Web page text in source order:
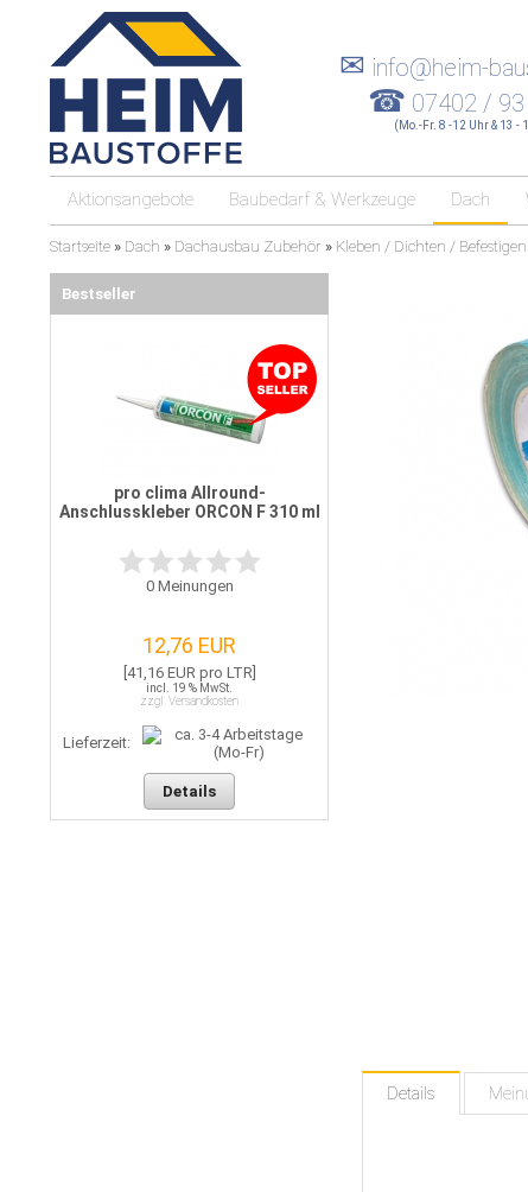
✉ info@heim-
☎ 07402 /
(Mo.-Fr. 8 -12 Uhr & 13 -
Aktionsangebote Baubedarf & Werkzeuge Dach
Startseite » Dach » Dachausbau Zubehör » Kleben / Dichten / Befestigen
Details
Bestseller
pro clima Allround-
Anschlusskleber ORCON F 310 ml
0Meinungen
12,76 EUR
[41,16 EUR pro LTR]
incl. 19 % MwSt.
zzgl. Versandkosten
Lieferzeit:
Details